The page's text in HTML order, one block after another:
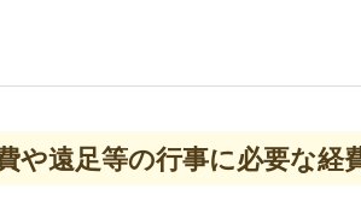
や遠足等の行事に必要な経